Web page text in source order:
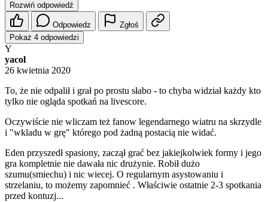
Rozwiń odpowiedź
Odpowiedz
Zgłoś
Pokaż 4 odpowiedzi
Y
yacol
26 kwietnia 2020
To, że nie odpalił i grał po prostu słabo - to chyba widział każdy kto
tylko nie ogląda spotkań na livescore.
Oczywiście nie wliczam też fanow legendarnego wiatru na skrzydle
i "wkladu w grę" którego pod żadną postacią nie widać.
Eden przyszedł spasiony, zaczął grać bez jakiejkolwiek formy i jego
gra kompletnie nie dawała nic drużynie. Robił dużo
szumu(smiechu) i nic wiecej. O regularnym asystowaniu i
strzelaniu, to możemy zapomnieć . Właściwie ostatnie 2-3 spotkania
przed kontuzj...